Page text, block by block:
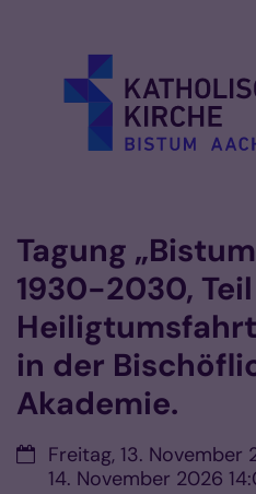
Tagung
1930-2030, Teil
in der
Akademie.
Datum:Freitag, 13.
14. November 2026